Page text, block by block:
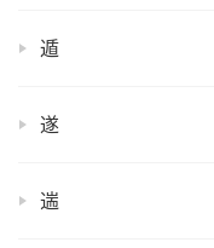
遁
遂
遄